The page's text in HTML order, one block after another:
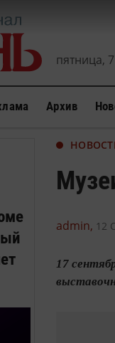
пятница,
Архив
admin, 12
17